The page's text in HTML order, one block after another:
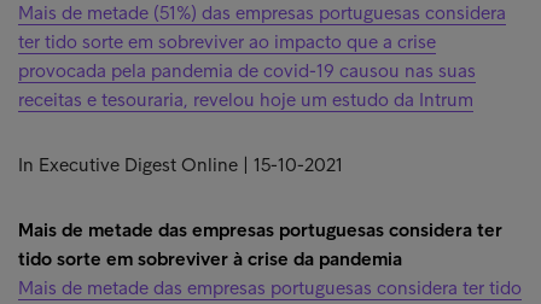
Mais de metade (51%) das empresas portuguesas considera
ter tido sorte em sobreviver ao impacto que a crise
provocada pela pandemia de covid-19 causou nas suas
receitas e tesouraria, revelou hoje um estudo da Intrum
In Executive Digest Online | 15-10-2021
Mais de metade das empresas portuguesas considera ter
tido sorte em sobreviver à crise da pandemia
Mais de metade das empresas portuguesas considera ter tido